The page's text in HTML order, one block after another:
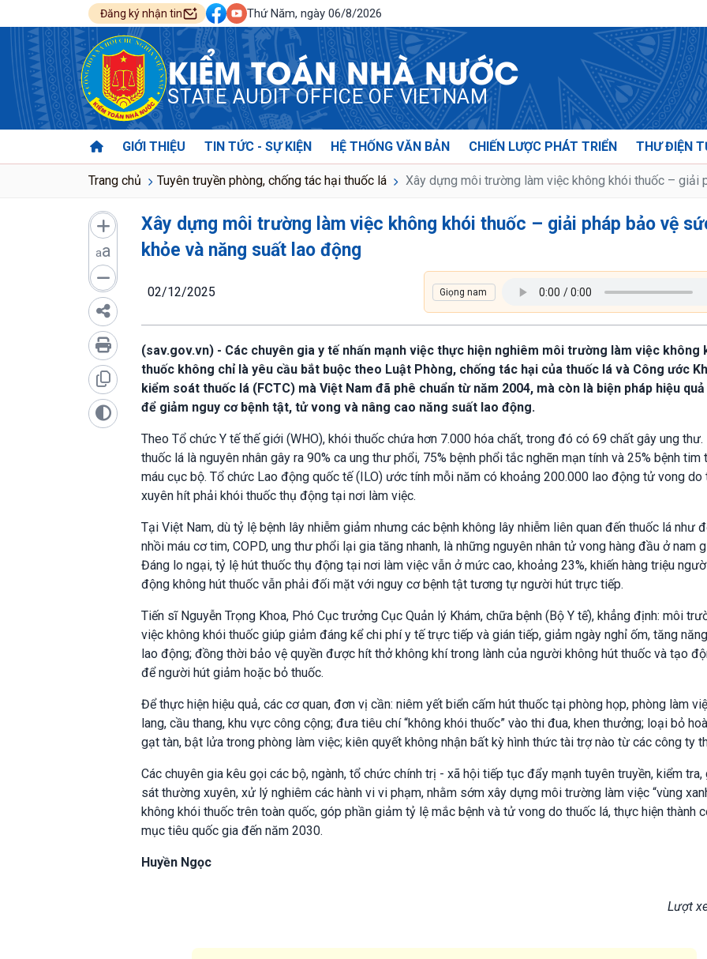
Đăng ký nhận tin Thứ Năm, ngày 06/8/2026
KIỂM TOÁN NHÀ NƯỚC
STATE AUDIT OFFICE OF VIETNAM
GIỚI THIỆU TIN TỨC - SỰ KIỆN HỆ THỐNG VĂN BẢN CHIẾN LƯỢC PHÁT TRIỂN THƯ ĐIỆN
Trang chủ Tuyên truyền phòng, chống tác hại thuốc lá Xây dựng môi trường làm việc không khói thuốc –
aa
Xây dựng môi trường làm việc không khói thuốc – giải pháp bảo vệ
khỏe và năng suất lao động
02/12/2025
(sav.gov.vn) - Các chuyên gia y tế nhấn mạnh việc thực hiện nghiêm môi trường làm việc không
thuốc không chỉ là yêu cầu bắt buộc theo Luật Phòng, chống tác hại của thuốc lá và Công ước
kiểm soát thuốc lá (FCTC) mà Việt Nam đã phê chuẩn từ năm 2004, mà còn là biện pháp hiệu
để giảm nguy cơ bệnh tật, tử vong và nâng cao năng suất lao động.
Theo Tổ chức Y tế thế giới (WHO), khói thuốc chứa hơn 7.000 hóa chất, trong đó có 69 chất gây ung thư.
thuốc lá là nguyên nhân gây ra 90% ca ung thư phổi, 75% bệnh phổi tắc nghẽn mạn tính và 25% bệnh tim
máu cục bộ. Tổ chức Lao động quốc tế (ILO) ước tính mỗi năm có khoảng 200.000 lao động tử vong do
xuyên hít phải khói thuốc thụ động tại nơi làm việc.
Tại Việt Nam, dù tỷ lệ bệnh lây nhiễm giảm nhưng các bệnh không lây nhiễm liên quan đến thuốc lá như
nhồi máu cơ tim, COPD, ung thư phổi lại gia tăng nhanh, là những nguyên nhân tử vong hàng đầu ở nam
Đáng lo ngại, tỷ lệ hút thuốc thụ động tại nơi làm việc vẫn ở mức cao, khoảng 23%, khiến hàng triệu
động không hút thuốc vẫn phải đối mặt với nguy cơ bệnh tật tương tự người hút trực tiếp.
Tiến sĩ Nguyễn Trọng Khoa, Phó Cục trưởng Cục Quản lý Khám, chữa bệnh (Bộ Y tế), khẳng định: môi
việc không khói thuốc giúp giảm đáng kể chi phí y tế trực tiếp và gián tiếp, giảm ngày nghỉ ốm, tăng
lao động; đồng thời bảo vệ quyền được hít thở không khí trong lành của người không hút thuốc và tạo
để người hút giảm hoặc bỏ thuốc.
Để thực hiện hiệu quả, các cơ quan, đơn vị cần: niêm yết biển cấm hút thuốc tại phòng họp, phòng làm
lang, cầu thang, khu vực công cộng; đưa tiêu chí “không khói thuốc” vào thi đua, khen thưởng; loại bỏ
gạt tàn, bật lửa trong phòng làm việc; kiên quyết không nhận bất kỳ hình thức tài trợ nào từ các công ty
Các chuyên gia kêu gọi các bộ, ngành, tổ chức chính trị - xã hội tiếp tục đẩy mạnh tuyên truyền, kiểm tra,
sát thường xuyên, xử lý nghiêm các hành vi vi phạm, nhằm sớm xây dựng môi trường làm việc “vùng
không khói thuốc trên toàn quốc, góp phần giảm tỷ lệ mắc bệnh và tử vong do thuốc lá, thực hiện thành
mục tiêu quốc gia đến năm 2030.
Huyền Ngọc
Lượt